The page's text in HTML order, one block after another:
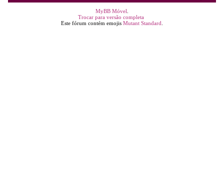
MyBB Móvel
Trocar para versão completa
Este fórum contém emojis Mutant Standard